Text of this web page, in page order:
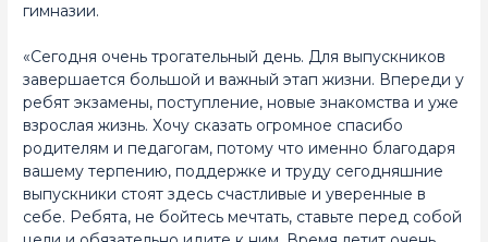
гимназии.
«Сегодня очень трогательный день. Для выпускников
завершается большой и важный этап жизни. Впереди у
ребят экзамены, поступление, новые знакомства и уже
взрослая жизнь. Хочу сказать огромное спасибо
родителям и педагогам, потому что именно благодаря
вашему терпению, поддержке и труду сегодняшние
выпускники стоят здесь счастливые и уверенные в
себе. Ребята, не бойтесь мечтать, ставьте перед собой